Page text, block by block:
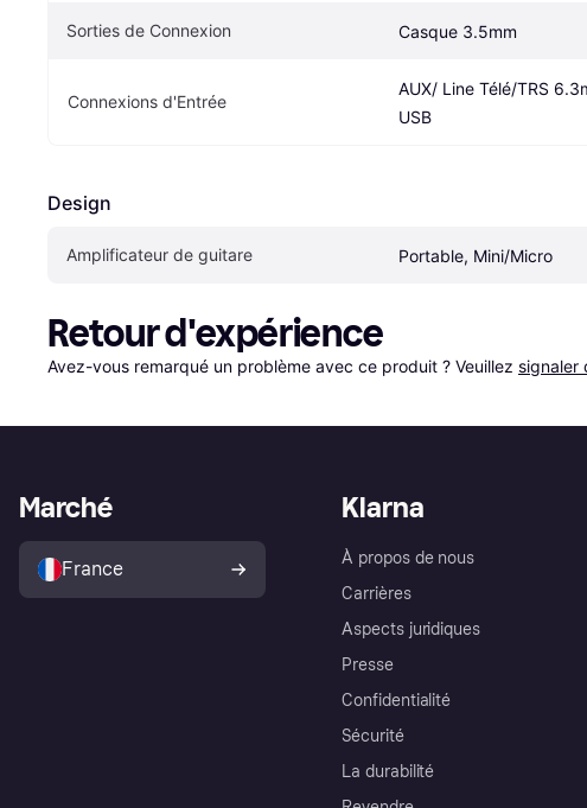
Sorties de Connexion Casque 3.5mm
Connexions d'Entrée
AUX/ Line Télé/TRS
USB
Design
Amplificateur de guitare Portable, Mini/Micro
Retour d'expérience
Avez-vous remarqué un problème avec ce produit ? Veuillez signaler
Klarna
À propos de nous
Carrières
Aspects juridiques
Presse
Confidentialité
Sécurité
La durabilité
Marché
France